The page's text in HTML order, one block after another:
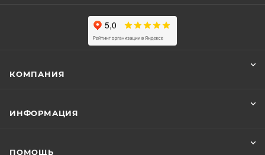
КОМПАНИЯ
ИНФОРМАЦИЯ
ПОМОЩЬ